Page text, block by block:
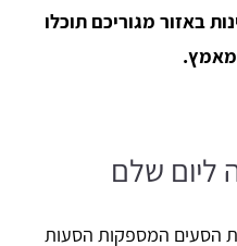
באזור מגוריכם תוכלו
מאמץ.
ליום שלם
הסעים המספקות הסעות